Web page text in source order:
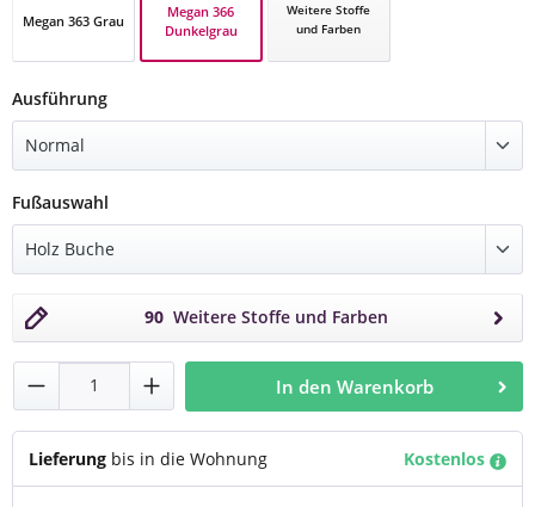
Megan 363 Grau
Megan 366
Dunkelgrau
Weitere Stoffe
und Farben
Ausführungauswählen
Fußauswahl
90 Weitere Stoffe und Farben
Produkt Anzahl: Gib den gewünschten
In den Warenkorb
Lieferung bis in die Wohnung Kostenlos